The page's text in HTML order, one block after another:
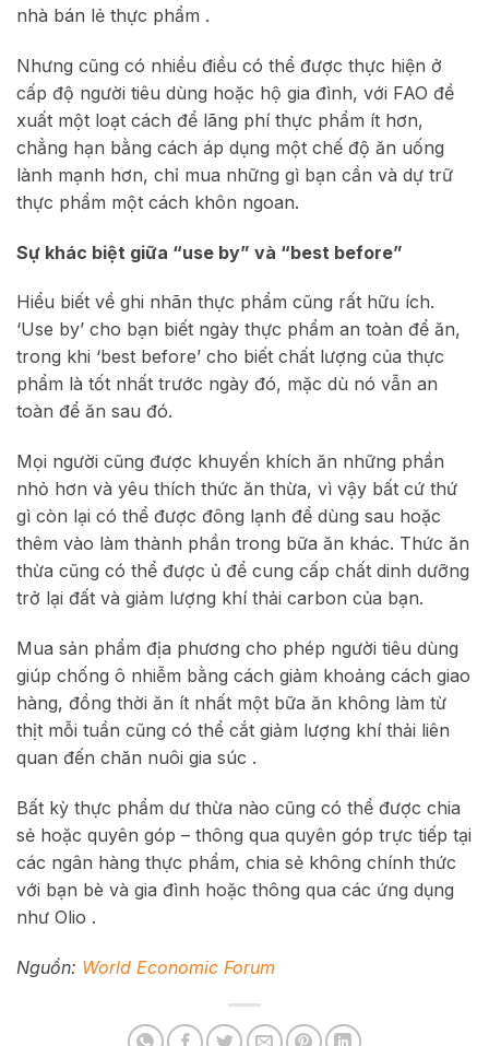
nhà bán lẻ thực phẩm .
Nhưng cũng có nhiều điều có thể được thực hiện ở
cấp độ người tiêu dùng hoặc hộ gia đình, với FAO đề
xuất một loạt cách để lãng phí thực phẩm ít hơn,
chẳng hạn bằng cách áp dụng một chế độ ăn uống
lành mạnh hơn, chỉ mua những gì bạn cần và dự trữ
thực phẩm một cách khôn ngoan.
Sự khác biệt giữa “use by” và “best before”
Hiểu biết về ghi nhãn thực phẩm cũng rất hữu ích.
‘Use by’ cho bạn biết ngày thực phẩm an toàn để ăn,
trong khi ‘best before’ cho biết chất lượng của thực
phẩm là tốt nhất trước ngày đó, mặc dù nó vẫn an
toàn để ăn sau đó.
Mọi người cũng được khuyến khích ăn những phần
nhỏ hơn và yêu thích thức ăn thừa, vì vậy bất cứ thứ
gì còn lại có thể được đông lạnh để dùng sau hoặc
thêm vào làm thành phần trong bữa ăn khác. Thức ăn
thừa cũng có thể được ủ để cung cấp chất dinh dưỡng
trở lại đất và giảm lượng khí thải carbon của bạn.
Mua sản phẩm địa phương cho phép người tiêu dùng
giúp chống ô nhiễm bằng cách giảm khoảng cách giao
hàng, đồng thời ăn ít nhất một bữa ăn không làm từ
thịt mỗi tuần cũng có thể cắt giảm lượng khí thải liên
quan đến chăn nuôi gia súc .
Bất kỳ thực phẩm dư thừa nào cũng có thể được chia
sẻ hoặc quyên góp – thông qua quyên góp trực tiếp tại
các ngân hàng thực phẩm, chia sẻ không chính thức
với bạn bè và gia đình hoặc thông qua các ứng dụng
như Olio .
Nguồn: World Economic Forum